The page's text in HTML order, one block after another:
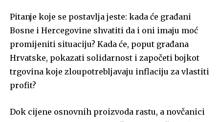
Pitanje koje se postavlja jeste: kada će građani
Bosne i Hercegovine shvatiti da i oni imaju moć
promijeniti situaciju? Kada će, poput građana
Hrvatske, pokazati solidarnost i započeti bojkot
trgovina koje zloupotrebljavaju inflaciju za vlastiti
profit?
Dok cijene osnovnih proizvoda rastu, a novčanici